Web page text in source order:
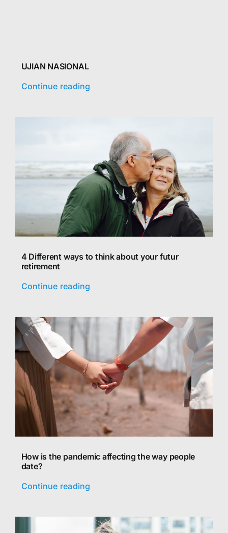
UJIAN NASIONAL
Continue reading
4 Different ways to think about your futur
retirement
Continue reading
How is the pandemic affecting the way people
date?
Continue reading